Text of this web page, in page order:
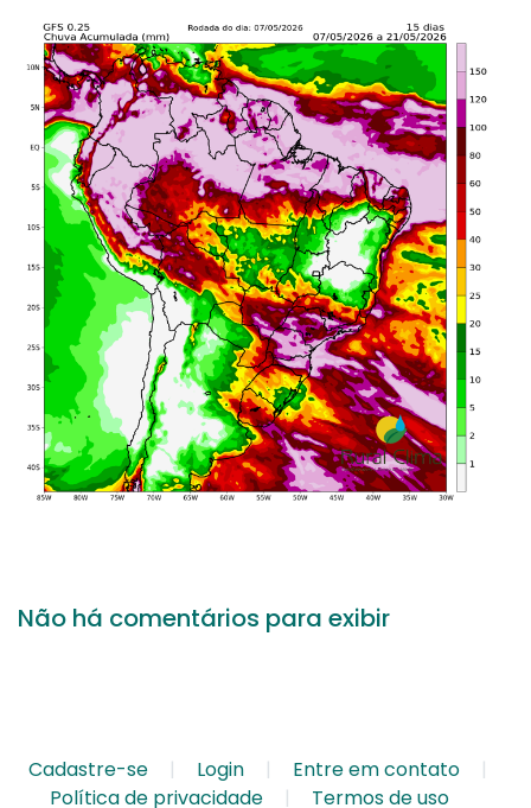
Não há comentários para exibir
Cadastre-se Login
Entre em contato
Política de privacidade
Termos de uso